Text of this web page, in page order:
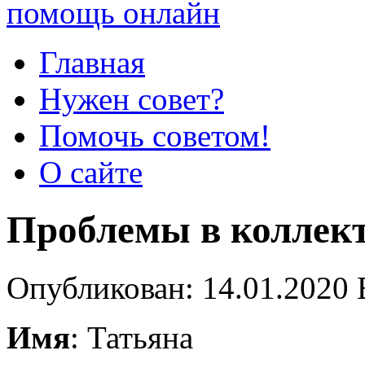
Главная
Нужен совет?
Помочь советом!
О сайте
Проблемы в
Опубликован:
Имя: Татьяна